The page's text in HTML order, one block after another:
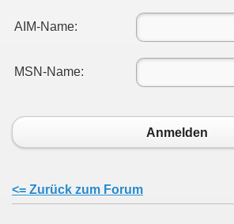
AIM-Name:
MSN-Name:
Anmelden
<= Zurück zum Forum